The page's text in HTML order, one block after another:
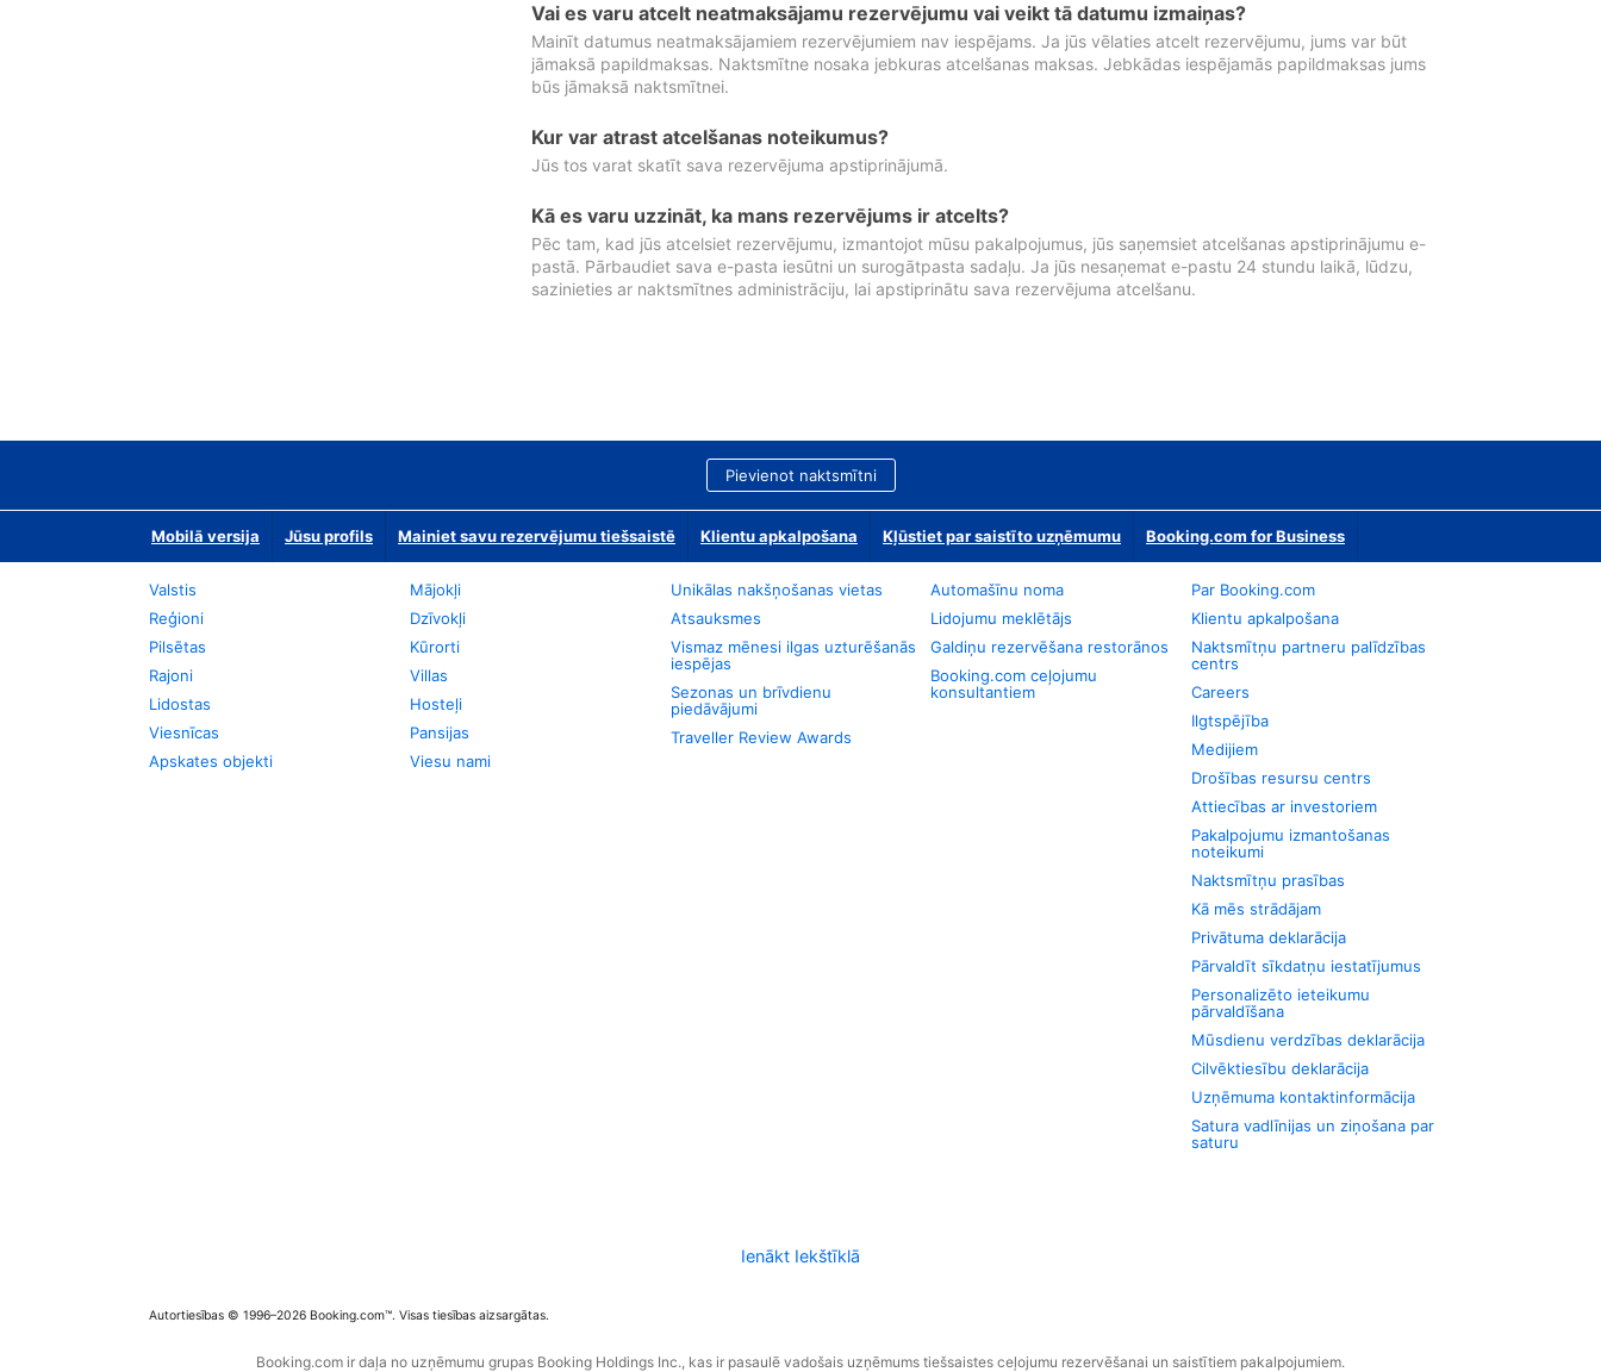
Vai es varu atcelt neatmaksājamu rezervējumu vai veikt tā datumu izmaiņas?
Mainīt datumus neatmaksājamiem rezervējumiem nav iespējams. Ja jūs vēlaties atcelt rezervējumu, jums var būt
jāmaksā papildmaksas. Naktsmītne nosaka jebkuras atcelšanas maksas. Jebkādas iespējamās papildmaksas jums
būs jāmaksā naktsmītnei.
Kur var atrast atcelšanas noteikumus?
Jūs tos varat skatīt sava rezervējuma apstiprinājumā.
Kā es varu uzzināt, ka mans rezervējums ir atcelts?
Pēc tam, kad jūs atcelsiet rezervējumu, izmantojot mūsu pakalpojumus, jūs saņemsiet atcelšanas apstiprinājumu e-
pastā. Pārbaudiet sava e-pasta iesūtni un surogātpasta sadaļu. Ja jūs nesaņemat e-pastu 24 stundu laikā, lūdzu,
sazinieties ar naktsmītnes administrāciju, lai apstiprinātu sava rezervējuma atcelšanu.
Pievienot naktsmītni
Mobilā versija Jūsu profils Mainiet savu rezervējumu tiešsaistē Klientu apkalpošana Kļūstiet par saistīto uzņēmumu Booking.com for Business
Valstis
Reģioni
Pilsētas
Rajoni
Lidostas
Viesnīcas
Apskates objekti
Mājokļi
Dzīvokļi
Kūrorti
Villas
Hosteļi
Pansijas
Viesu nami
Unikālas nakšņošanas vietas
Atsauksmes
Vismaz mēnesi ilgas uzturēšanās
iespējas
Sezonas un brīvdienu
piedāvājumi
Traveller Review Awards
Automašīnu noma
Lidojumu meklētājs
Galdiņu rezervēšana restorānos
Booking.com ceļojumu
konsultantiem
Par Booking.com
Klientu apkalpošana
Naktsmītņu partneru palīdzības
centrs
Careers
Ilgtspējība
Medijiem
Drošības resursu centrs
Attiecības ar investoriem
Pakalpojumu izmantošanas
noteikumi
Naktsmītņu prasības
Kā mēs strādājam
Privātuma deklarācija
Pārvaldīt sīkdatņu iestatījumus
Personalizēto ieteikumu
pārvaldīšana
Mūsdienu verdzības deklarācija
Cilvēktiesību deklarācija
Uzņēmuma kontaktinformācija
Satura vadlīnijas un ziņošana par
saturu
Ienākt Iekštīklā
Autortiesības © 1996–2026 Booking.com™. Visas tiesības aizsargātas.
Booking.com ir daļa no uzņēmumu grupas Booking Holdings Inc., kas ir pasaulē vadošais uzņēmums tiešsaistes ceļojumu rezervēšanai un saistītiem pakalpojumiem.